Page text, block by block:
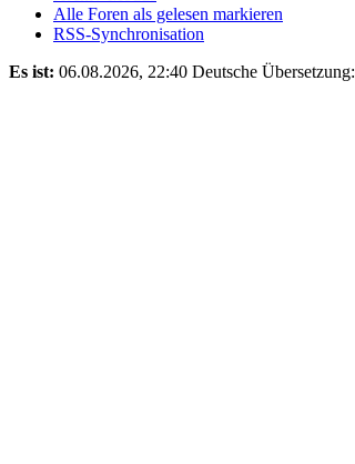
Alle Foren als gelesen markieren
RSS-Synchronisation
Es ist: 06.08.2026, 22:40 Deutsche Übersetzung: